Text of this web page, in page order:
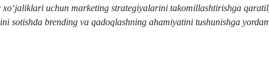
uchun marketing strategiyalarini takomillashtirishga
sotishda brending va qadoqlashning ahamiyatini tushunishga